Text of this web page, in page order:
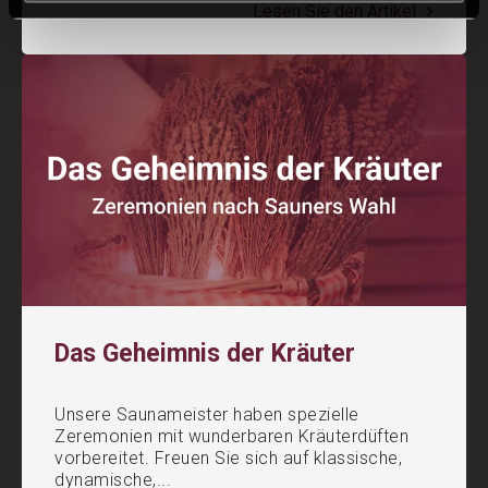
Das Geheimnis der Kräuter
Unsere Saunameister haben spezielle
Zeremonien mit wunderbaren Kräuterdüften
vorbereitet. Freuen Sie sich auf klassische,
dynamische,...